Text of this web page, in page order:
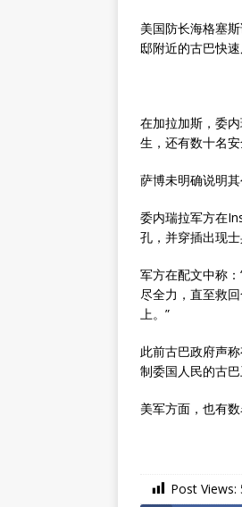
美国防长海格塞
邸附近的古巴快
在加拉加斯，委
生，还有数十名
萨博未明确说明
委内瑞拉军方在
孔，并穿插出现
军方在配文中称
尽全力，直至救
上。”
此前古巴政府声
制委国人民的古巴
美军方面，也有
Post Views: